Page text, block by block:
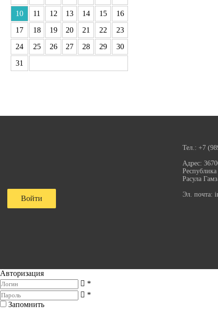
10
11 12 13 14 15
16
17
18 19 20 21 22
23
24
25 26 27 28 29
30
31
Войти
Тел.: +7
Адрес:
Расула
Эл. почта:
Авторизация
*
*
Запомнить